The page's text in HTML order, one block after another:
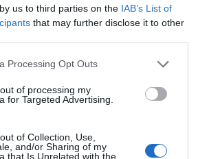
us to third parties on the IAB’s List of
that may further disclose it to other
Processing Opt Outs
of processing my
for Targeted Advertising.
of Collection, Use,
and/or Sharing of my
that Is Unrelated with the
τι είδαμε. Ήμασταν τέσσερα
το πρόσωπο του αδερφού μου.
δικό μου ιατροδικαστή.